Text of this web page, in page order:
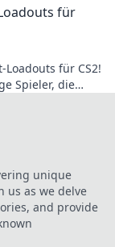
für
für CS2!
Spieler, die
unique
us as we delve
and provide